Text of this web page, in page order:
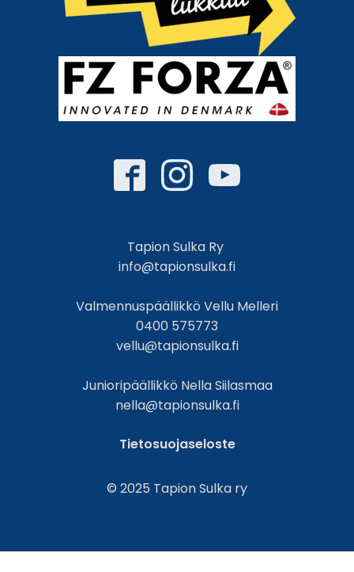
Tapion Sulka Ry
info@tapionsulka.fi
Valmennuspäällikkö Vellu Melleri
0400 575773
vellu@tapionsulka.fi
Junioripäällikkö Nella Siilasmaa
nella@tapionsulka.fi
Tietosuojaseloste
© 2025 Tapion Sulka ry